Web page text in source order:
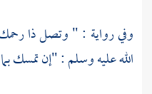
وفي رواية : " وتصل ذا
الله عليه وسلم : "إن تمسك